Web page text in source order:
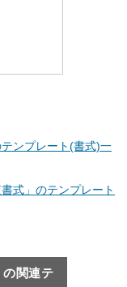
ンプレート(書式)一
式」のテンプレート
の関連テ